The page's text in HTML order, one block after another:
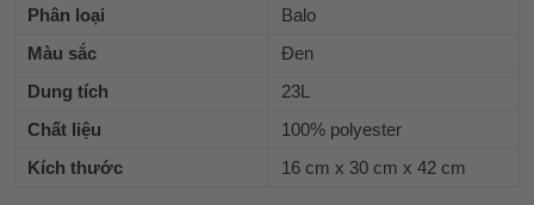
Phân loại
Balo
Màu sắc
Đen
Dung tích
23L
Chất liệu
100% polyester
Kích thước
16 cm x 30 cm x 42 cm